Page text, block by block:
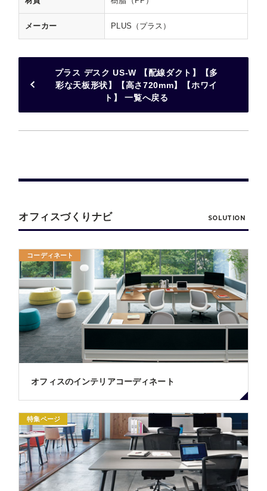
メーカー PLUS（プラス）
プラス デスク US-W 【配線ダクト】【多
彩な天板形状】【高さ720mm】【ホワイ
ト】 一覧へ戻る
オフィスづくりナビ SOLUTION
コーディネート
オフィスのインテリアコーディネート
特集ページ